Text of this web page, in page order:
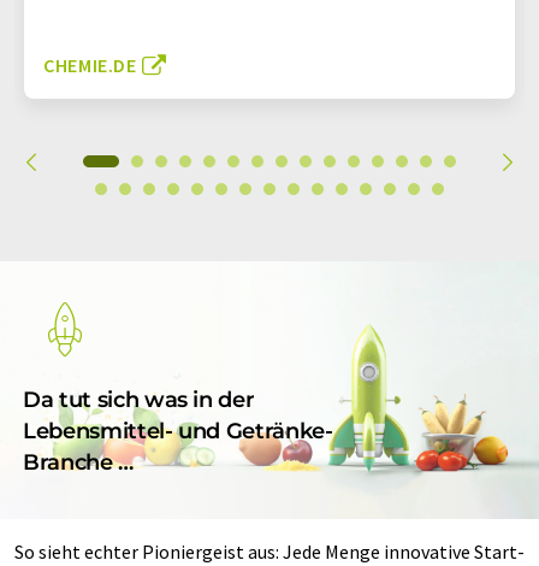
CHEMIE.DE
Da tut sich was in der
Lebensmittel- und Getränke-
Branche …
So sieht echter Pioniergeist aus: Jede Menge innovative Start-